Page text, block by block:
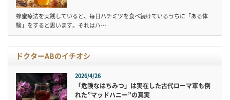
蜂蜜療法を実践していると、毎日ハチミツを食べ続けているうちに「ある体
験」をすると思います。それはハ…
ドクターABのイチオシ
2026/4/26
「危険なはちみつ」は実在した古代ローマ軍も倒
れた”マッドハニー”の真実